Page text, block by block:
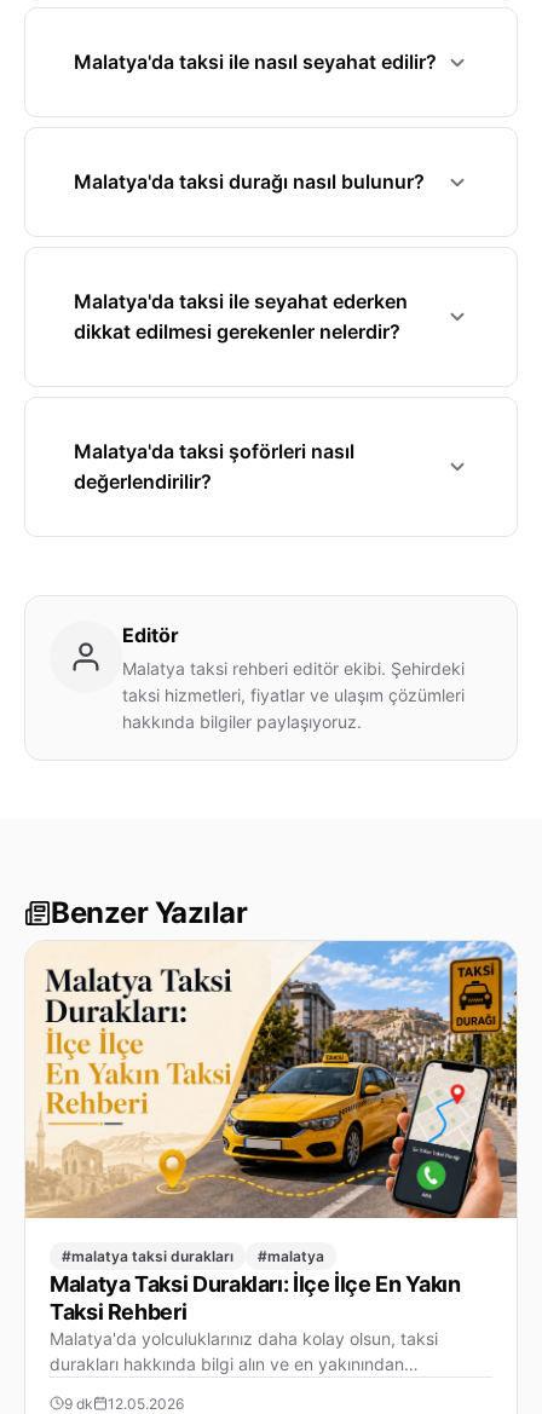
Malatya'da taksi ile nasıl seyahat edilir?
Malatya'da taksi durağı nasıl bulunur?
Malatya'da taksi ile seyahat ederken
dikkat edilmesi gerekenler nelerdir?
Malatya'da taksi şoförleri nasıl
değerlendirilir?
Editör
Malatya taksi rehberi editör ekibi. Şehirdeki
taksi hizmetleri, fiyatlar ve ulaşım çözümleri
hakkında bilgiler paylaşıyoruz.
Benzer Yazılar
#malatya taksi durakları #malatya
Malatya Taksi Durakları: İlçe İlçe En Yakın
Taksi Rehberi
Malatya'da yolculuklarınız daha kolay olsun, taksi
durakları hakkında bilgi alın ve en yakınından…
9 dk 12.05.2026